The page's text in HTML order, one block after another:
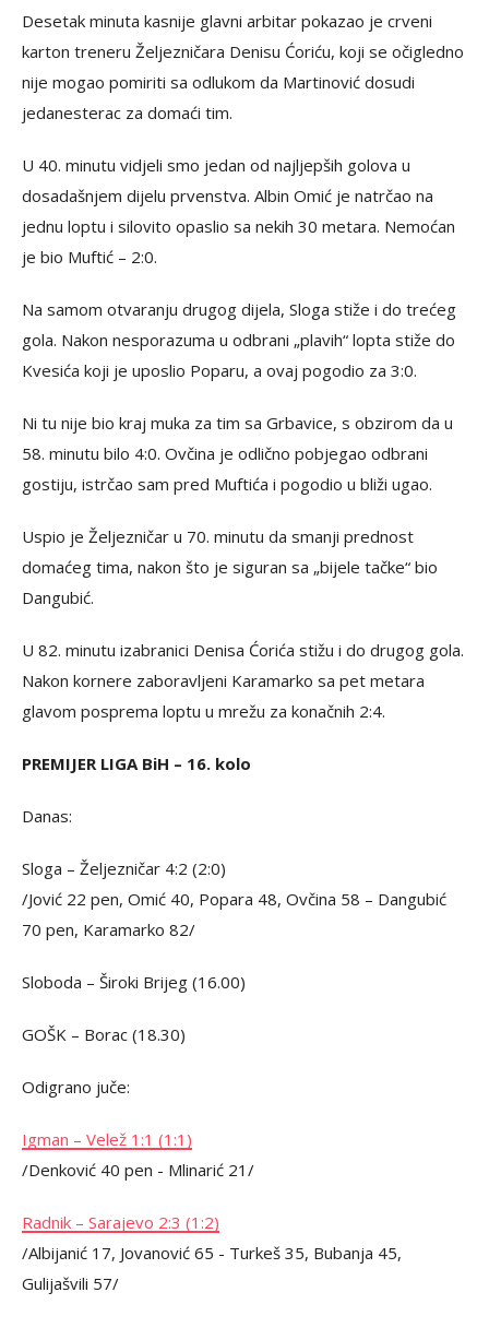
Desetak minuta kasnije glavni arbitar pokazao je crveni
karton treneru Željezničara Denisu Ćoriću, koji se očigledno
nije mogao pomiriti sa odlukom da Martinović dosudi
jedanesterac za domaći tim.
U 40. minutu vidjeli smo jedan od najljepših golova u
dosadašnjem dijelu prvenstva. Albin Omić je natrčao na
jednu loptu i silovito opaslio sa nekih 30 metara. Nemoćan
je bio Muftić – 2:0.
Na samom otvaranju drugog dijela, Sloga stiže i do trećeg
gola. Nakon nesporazuma u odbrani „plavih“ lopta stiže do
Kvesića koji je uposlio Poparu, a ovaj pogodio za 3:0.
Ni tu nije bio kraj muka za tim sa Grbavice, s obzirom da u
58. minutu bilo 4:0. Ovčina je odlično pobjegao odbrani
gostiju, istrčao sam pred Muftića i pogodio u bliži ugao.
Uspio je Željezničar u 70. minutu da smanji prednost
domaćeg tima, nakon što je siguran sa „bijele tačke“ bio
Dangubić.
U 82. minutu izabranici Denisa Ćorića stižu i do drugog gola.
Nakon kornere zaboravljeni Karamarko sa pet metara
glavom posprema loptu u mrežu za konačnih 2:4.
PREMIJER LIGA BiH – 16. kolo
Danas:
Sloga – Željezničar 4:2 (2:0)
/Jović 22 pen, Omić 40, Popara 48, Ovčina 58 – Dangubić
70 pen, Karamarko 82/
Sloboda – Široki Brijeg (16.00)
GOŠK – Borac (18.30)
Odigrano juče:
Igman – Velež 1:1 (1:1)
/Denković 40 pen - Mlinarić 21/
Radnik – Sarajevo 2:3 (1:2)
/Albijanić 17, Jovanović 65 - Turkeš 35, Bubanja 45,
Gulijašvili 57/